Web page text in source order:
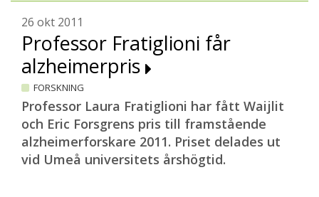
26 okt 2011
Professor Fratiglioni får
alzheimerpris
FORSKNING
Professor Laura Fratiglioni har fått Waijlit
och Eric Forsgrens pris till framstående
alzheimerforskare 2011. Priset delades ut
vid Umeå universitets årshögtid.